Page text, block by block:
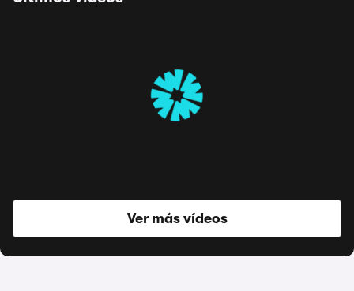
Ver más vídeos